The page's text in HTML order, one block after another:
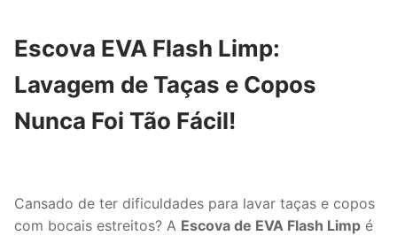
Escova EVA Flash Limp:
Lavagem de Taças e Copos
Nunca Foi Tão Fácil!
Cansado de ter dificuldades para lavar taças e copos
com bocais estreitos? A Escova de EVA Flash Limp é